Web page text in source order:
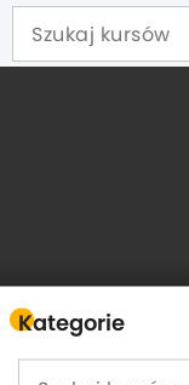
Kategorie